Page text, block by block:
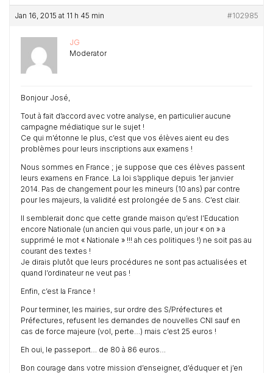
Jan 16, 2015 at 11 h 45 min #102985
JG
Moderator
Bonjour José,
Tout à fait d’accord avec votre analyse, en particulier aucune
campagne médiatique sur le sujet !
Ce qui m’étonne le plus, c’est que vos élèves aient eu des
problèmes pour leurs inscriptions aux examens !
Nous sommes en France ; je suppose que ces élèves passent
leurs examens en France. La loi s’applique depuis 1er janvier
2014. Pas de changement pour les mineurs (10 ans) par contre
pour les majeurs, la validité est prolongée de 5 ans. C’est clair.
Il semblerait donc que cette grande maison qu’est l’Education
encore Nationale (un ancien qui vous parle, un jour « on » a
supprimé le mot « Nationale » !!! ah ces politiques !) ne soit pas au
courant des textes !
Je dirais plutôt que leurs procédures ne sont pas actualisées et
quand l’ordinateur ne veut pas !
Enfin, c’est la France !
Pour terminer, les mairies, sur ordre des S/Préfectures et
Préfectures, refusent les demandes de nouvelles CNI sauf en
cas de force majeure (vol, perte…) mais c’est 25 euros !
Eh oui, le passeport… de 80 à 86 euros…
Bon courage dans votre mission d’enseigner, d’éduquer et j’en